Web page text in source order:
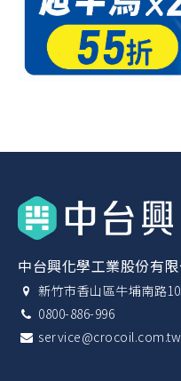
中台興化學工業股份有
新竹市香山區牛埔南路
0800-886-996
service@crocoil.com.tw